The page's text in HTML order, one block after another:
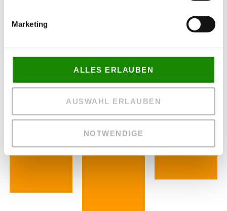
Marketing
ALLES ERLAUBEN
AUSWAHL ERLAUBEN
NOTWENDIGE